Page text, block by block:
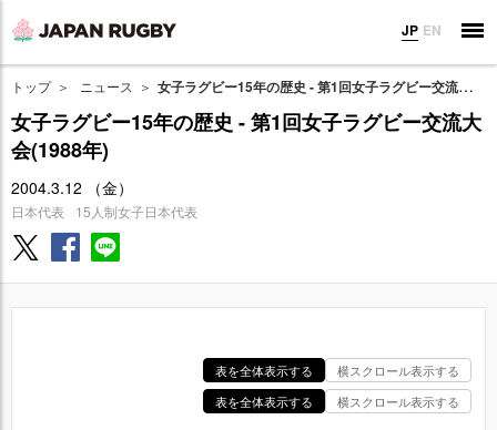
JP EN
トップ ニュース 女子ラグビー15年の歴史 - 第1回女子ラグビー交流大会(1988年)
女子ラグビー15年の歴史 - 第1回女子ラグビー交流大
会(1988年)
2004.3.12 （金）
日本代表 15人制女子日本代表
表を全体表示する
横スクロール表示する
表を全体表示する
横スクロール表示する